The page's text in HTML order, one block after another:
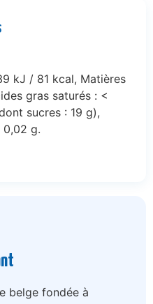
kJ / 81 kcal, Matières
gras saturés : <
sucres : 19 g),
0,02 g.
belge fondée à